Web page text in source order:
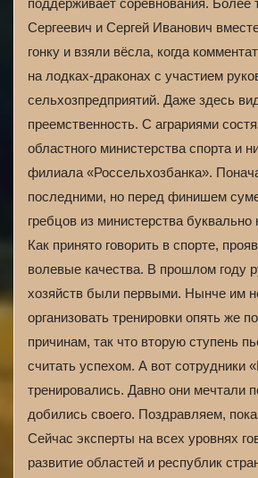
поддерживает соревнования. Более
Сергеевич и Сергей Иванович
гонку и взяли вёсла, когда
на лодках-драконах с участием
сельхозпредприятий. Даже здесь
преемственность. С аграриями
областного министерства спорта и
филиала «Россельхозбанка».
последними, но перед финишем
гребцов из министерства
Как принято говорить в спорте,
волевые качества. В прошлом году
хозяйств были первыми. Нынче им
организовать тренировки опять же
причинам, так что вторую ступень
считать успехом. А вот сотрудники
тренировались. Давно они мечтали
добились своего. Поздравляем,
Сейчас эксперты на всех уровнях
развитие областей и республик